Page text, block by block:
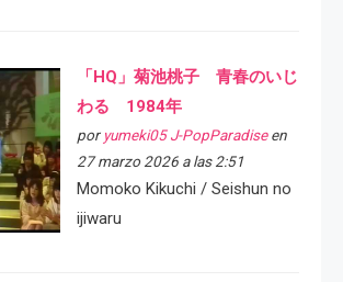
「HQ」菊池桃子 青春のいじ
わる 1984年
por yumeki05 J-PopParadiseen
27 marzo 2026 a las 2:51
Momoko Kikuchi / Seishun no
ijiwaru